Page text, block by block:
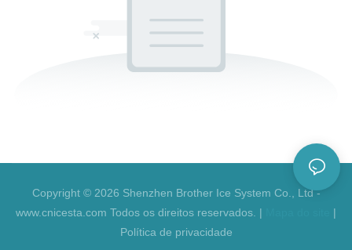
Copyright © 2026 Shenzhen Brother Ice System Co., Ltd -
www.cnicesta.com Todos os direitos reservados. |
|
Política de privacidade